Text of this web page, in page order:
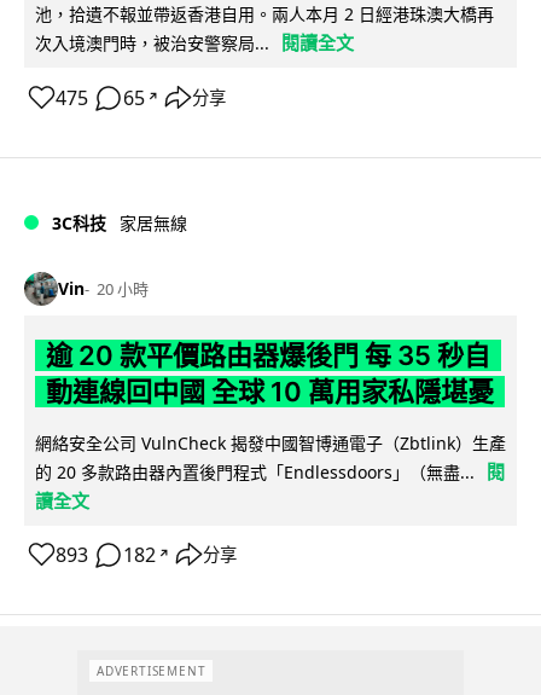
池，拾遺不報並帶返香港自用。兩人本月 2 日經港珠澳大橋再
次入境澳門時，被治安警察局...
閱讀全文
475 65 ↗ 分享
3C科技 家居無線
Vin 20 小時
逾 20 款平價路由器爆後門 每 35 秒自
動連線回中國 全球 10 萬用家私隱堪憂
網絡安全公司 VulnCheck 揭發中國智博通電子（Zbtlink）生產
的 20 多款路由器內置後門程式「Endlessdoors」（無盡...
閱
讀全文
893 182 ↗ 分享
ADVERTISEMENT